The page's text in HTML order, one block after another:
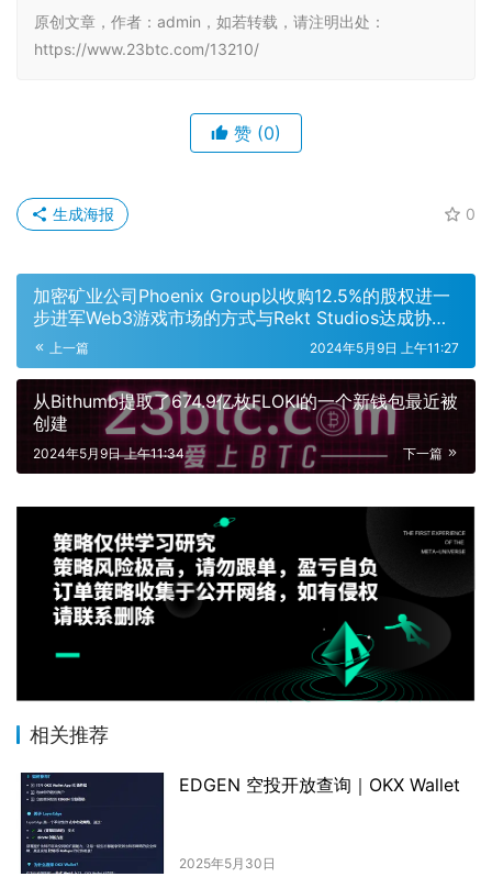
原创文章，作者：admin，如若转载，请注明出处：
https://www.23btc.com/13210/
赞 (0)
0
生成海报
加密矿业公司Phoenix Group以收购12.5%的股权进一
步进军Web3游戏市场的方式与Rekt Studios达成协
议。上一篇 2024年5月9日 上午11:27
从Bithumb提取了674.9亿枚FLOKI的一个新钱包最近被
创建
下一篇
2024年5月9日 上午11:34
相关推荐
EDGEN 空投开放查询｜OKX Wallet
2025年5月30日